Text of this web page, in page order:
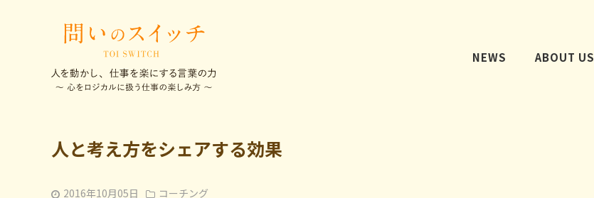
NEWS ABOUT US
人と考え方をシェアする効果
2016年10月05日 コーチング